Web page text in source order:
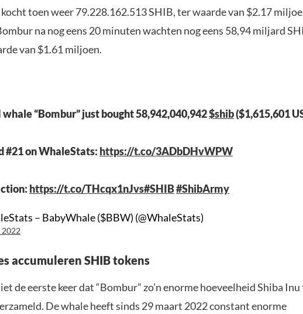
toen weer 79.228.162.513 SHIB, ter waarde van $2.17
na nog eens 20 minuten wachten nog eens 58,94 miljard
van $1.61 miljoen.
whale “Bombur” just bought 58,942,040,942$shib($1,615,601
#21 on WhaleStats: https://t.co/3ADbDHvWPW
https://t.co/THcqx1nJvs#SHIB#ShibArmy
– BabyWhale ($BBW) (@WhaleStats)
accumuleren SHIB tokens
de eerste keer dat “Bombur” zo’n enorme hoeveelheid Shiba Inu
De whale heeft sinds 29 maart 2022 constant enorme